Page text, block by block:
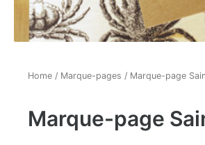
Home / Marque-pages / Marque-page
Marque-page